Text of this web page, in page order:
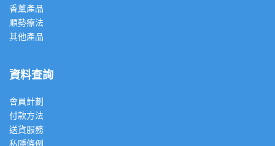
香薰產品
順勢療法
其他產品
資料查詢
會員計劃
付款方法
送貨服務
私隱條例